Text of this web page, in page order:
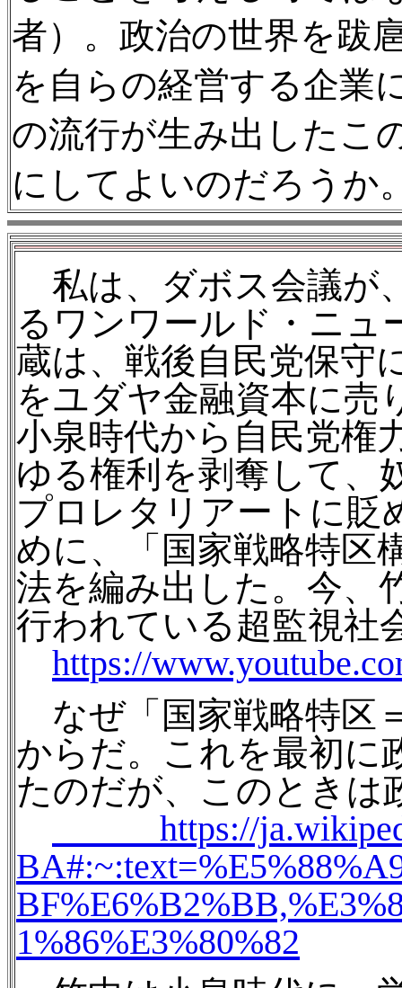
者）。政治の世界を跋
を自らの経営する企
の流行が生み出したこ
にしてよいのだろうか
私は、ダボス会議が
るワンワールド・ニュ
蔵は、戦後自民党保守
をユダヤ金融資本に売
小泉時代から自民党権
ゆる権利を剥奪して、
プロレタリアートに貶
めに、「国家戦略特区
法を編み出した。 今、
行われている超監視社
https://
なぜ「国家戦略特区
からだ。 これを最初に
たのだが、このときは
https://
1%86%E3%80%82